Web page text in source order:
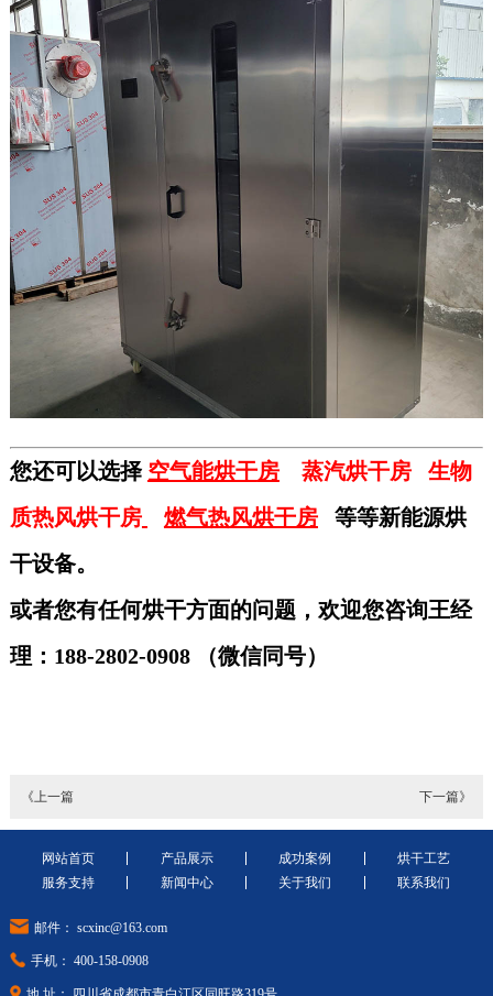
您还可以选择 空气能烘干房 蒸汽烘干房
生物
质热风烘干房
燃气热风烘干房
等等新能源烘
干设备。
或者您有任何烘干方面的问题，欢迎您咨询王经
理：188-2802-0908 （微信同号）
《上一篇 下一篇》
网站首页 产品展示 成功案例
烘干工艺
服务支持
新闻中心 关于我们 联系我们
邮件： scxinc@163.com
手机： 400-158-0908